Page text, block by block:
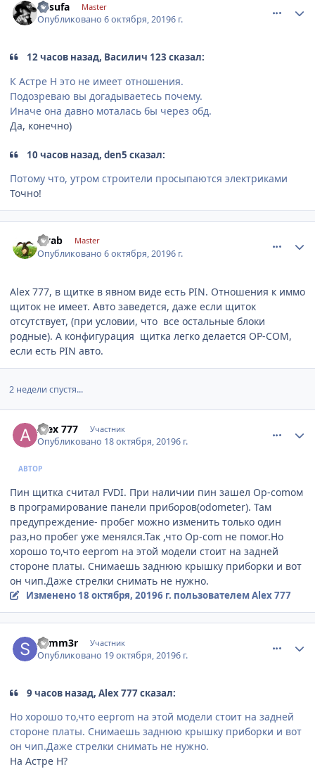
desufa Master
Опубликовано6 октября, 20196 г.
12 часов назад, Василич 123 сказал:
К Астре Н это не имеет отношения.
Подозреваю вы догадываетесь почему.
Иначе она давно моталась бы через обд.
Да, конечно)
10 часов назад, den5 сказал:
Потому что, утром строители просыпаются электриками
Точно!
sivab Master
Опубликовано6 октября, 20196 г.
Alex 777, в щитке в явном виде есть PIN. Отношения к иммо
щиток не имеет. Авто заведется, даже если щиток
отсутствует, (при условии, что все остальные блоки
родные). А конфигурация щитка легко делается OP-COM,
если есть PIN авто.
2 недели спустя...
Alex 777 Участник
Опубликовано 18 октября, 20196 г.
АВТОР
Пин щитка считал FVDI. При наличии пин зашел Op-comом
в програмирование панели приборов(odometer). Там
предупреждение- пробег можно изменить только один
раз,но пробег уже менялся.Так ,что Op-com не помог.Но
хорошо то,что eeprom на этой модели стоит на задней
стороне платы. Снимаешь заднюю крышку приборки и вот
он чип.Даже стрелки снимать не нужно.
Изменено 18 октября, 20196 г. пользователем Alex 777
Samm3r Участник
Опубликовано 19 октября, 20196 г.
9 часов назад, Alex 777 сказал:
Но хорошо то,что eeprom на этой модели стоит на задней
стороне платы. Снимаешь заднюю крышку приборки и вот
он чип.Даже стрелки снимать не нужно.
На Астре Н?